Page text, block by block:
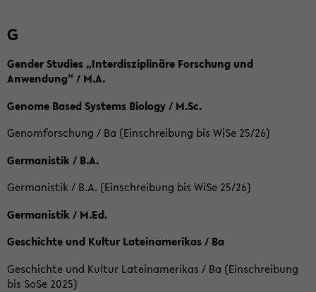
G
Gender Studies „Interdisziplinäre Forschung und
Anwendung“ / M.A.
Genome Based Systems Biology / M.Sc.
Genomforschung / Ba (Einschreibung bis WiSe 25/26)
Germanistik / B.A.
Germanistik / B.A. (Einschreibung bis WiSe 25/26)
Germanistik / M.Ed.
Geschichte und Kultur Lateinamerikas / Ba
Geschichte und Kultur Lateinamerikas / Ba (Einschreibung
bis SoSe 2025)